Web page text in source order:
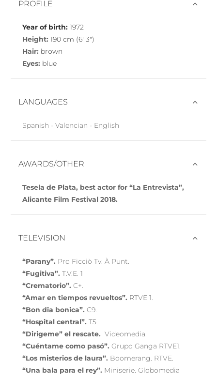
PROFILE
Year of birth: 1972
Height: 190 cm (6′ 3″)
Hair: brown
Eyes: blue
LANGUAGES
Spanish - Valencian - English
AWARDS/OTHER
Tesela de Plata, best actor for “La Entrevista”,
Alicante Film Festival 2018.
TELEVISION
“Parany”. Pro Ficciò Tv. À Punt.
“Fugitiva”. T.V.E. 1
“Crematorio”. C+.
“Amar en tiempos revueltos”. RTVE 1.
“Bon dia bonica”. C9.
“Hospital central”. T5
“Dirigeme” el rescate. Videomedia.
“Cuéntame como pasó”. Grupo Ganga RTVE1.
“Los misterios de laura”. Boomerang. RTVE.
“Una bala para el rey”. Miniserie. Globomedia